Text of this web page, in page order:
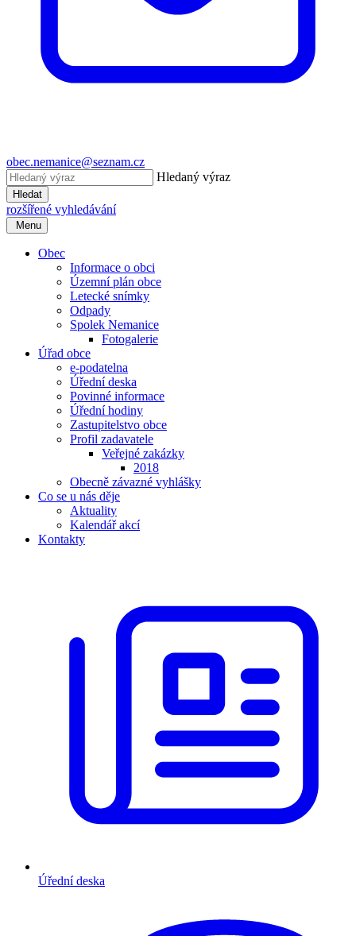
obec.nemanice@seznam.cz
Hledaný výraz
Hledat
rozšířené vyhledávání
Menu
Obec
Informace o obci
Územní plán obce
Letecké snímky
Odpady
Spolek Nemanice
Fotogalerie
Úřad obce
e-podatelna
Úřední deska
Povinné informace
Úřední hodiny
Zastupitelstvo obce
Profil zadavatele
Veřejné zakázky
2018
Obecně závazné vyhlášky
Co se u nás děje
Aktuality
Kalendář akcí
Kontakty
Úřední deska